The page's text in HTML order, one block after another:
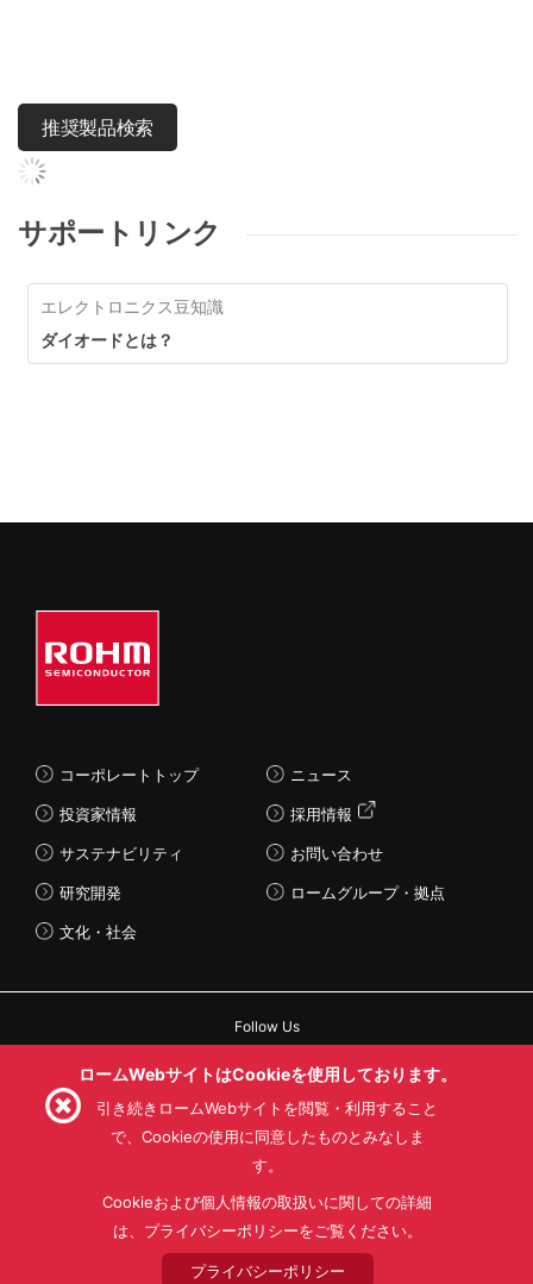
推奨製品検索
サポートリンク
エレクトロニクス豆知識
ダイオードとは？
コーポレートトップ
投資家情報
サステナビリティ
研究開発
文化・社会
ニュース
採用情報
お問い合わせ
ロームグループ・拠点
Follow Us
SNS利用規約
プライバシーポリシー
ローム製品の販売に関する標準契約条件書(PDF)
© 1997 - 2026 ROHM CO., LTD. ALL RIGHTS RESERVED.
ロームWebサイトはCookieを使用しております。
引き続きロームWebサイトを閲覧・利用すること
で、Cookieの使用に同意したものとみなしま
す。
Cookieおよび個人情報の取扱いに関しての詳細
は、プライバシーポリシーをご覧ください。
プライバシーポリシー